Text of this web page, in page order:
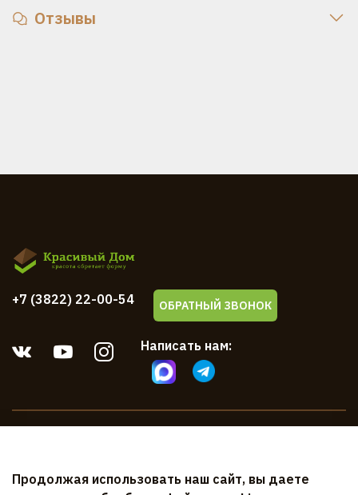
Отзывы
Клиентам
Написать нам:
+7 (3822) 22-00-54 ОБРАТНЫЙ ЗВОНОК
Продолжая использовать наш сайт, вы даете